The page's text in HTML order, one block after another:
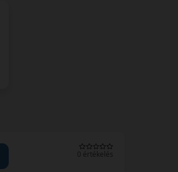
0 értékelés